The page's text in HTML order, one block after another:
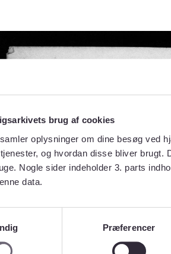
brug af cookies
oplysninger om dine besøg ved
og hvordan disse bliver
Nogle sider indeholder 3. parts
data.
Præferencer